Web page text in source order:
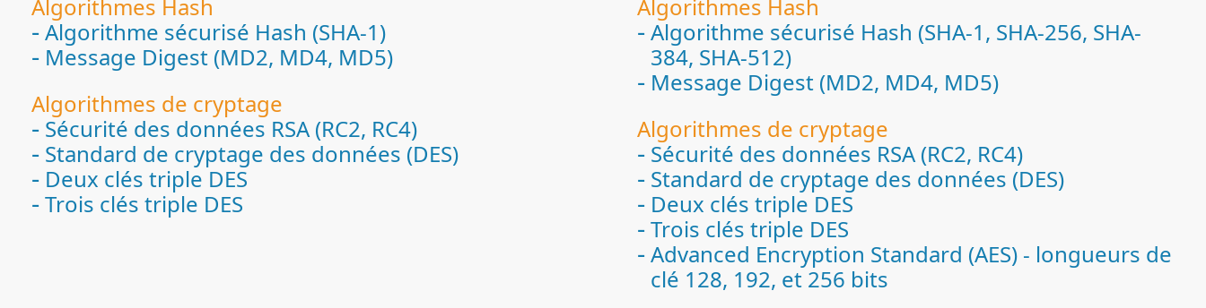
Algorithmes Hash
Algorithme sécurisé Hash (SHA-1)
Message Digest (MD2, MD4, MD5)
Algorithmes de cryptage
Sécurité des données RSA (RC2, RC4)
Standard de cryptage des données (DES)
Deux clés triple DES
Trois clés triple DES
Algorithmes Hash
Algorithme sécurisé Hash (SHA-1, SHA-256, SHA-
384, SHA-512)
Message Digest (MD2, MD4, MD5)
Algorithmes de cryptage
Sécurité des données RSA (RC2, RC4)
Standard de cryptage des données (DES)
Deux clés triple DES
Trois clés triple DES
Advanced Encryption Standard (AES) - longueurs de
clé 128, 192, et 256 bits